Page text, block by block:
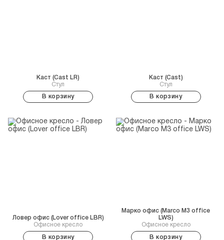
Стул
Каст (Cast LR)
В корзину
Стул
Каст (Cast)
В корзину
Офисное кресло
Ловер офис (Lover office LBR)
В корзину
Офисное кресло
Марко офис (Marco M3 office
LWS)
В корзину